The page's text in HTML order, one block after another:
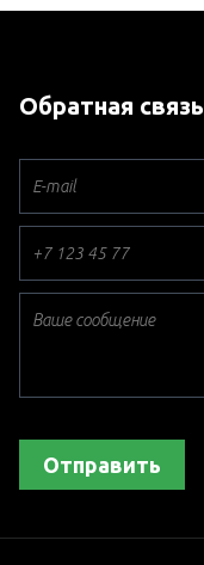
Обратная связь
Отправить